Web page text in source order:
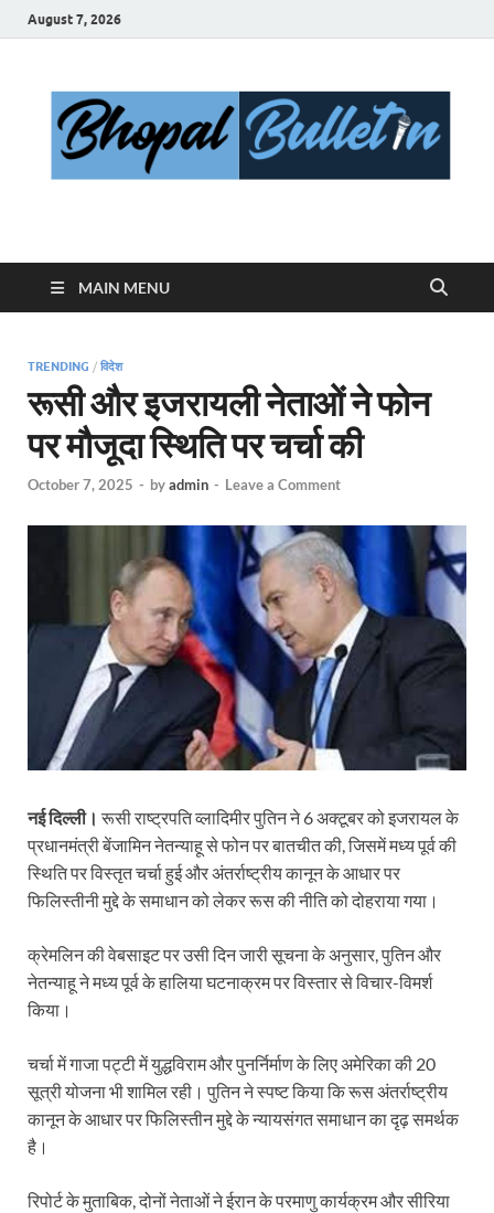
August 7, 2026
Bhopal Bulletin
MAIN MENU
TRENDING / विदेश
रूसी और इजरायली नेताओं ने फोन
पर मौजूदा स्थिति पर चर्चा की
October 7, 2025 - byadmin - Leave a Comment
नई दिल्ली। रूसी राष्ट्रपति व्लादिमीर पुतिन ने 6 अक्टूबर को इजरायल के
प्रधानमंत्री बेंजामिन नेतन्याहू से फोन पर बातचीत की, जिसमें मध्य पूर्व की
स्थिति पर विस्तृत चर्चा हुई और अंतर्राष्ट्रीय कानून के आधार पर
फिलिस्तीनी मुद्दे के समाधान को लेकर रूस की नीति को दोहराया गया।
क्रेमलिन की वेबसाइट पर उसी दिन जारी सूचना के अनुसार, पुतिन और
नेतन्याहू ने मध्य पूर्व के हालिया घटनाक्रम पर विस्तार से विचार-विमर्श
किया।
चर्चा में गाजा पट्टी में युद्धविराम और पुनर्निर्माण के लिए अमेरिका की 20
सूत्री योजना भी शामिल रही। पुतिन ने स्पष्ट किया कि रूस अंतर्राष्ट्रीय
कानून के आधार पर फिलिस्तीन मुद्दे के न्यायसंगत समाधान का दृढ़ समर्थक
है।
रिपोर्ट के मुताबिक, दोनों नेताओं ने ईरान के परमाणु कार्यक्रम और सीरिया